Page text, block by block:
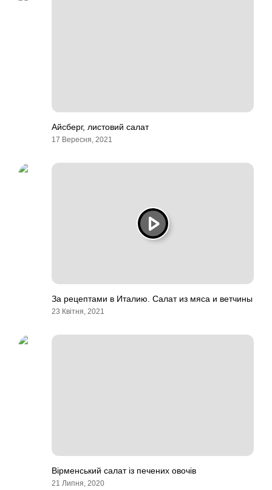
Айсберг, листовий салат
17 Вересня, 2021
За рецептами в Италию. Салат из мяса и ветчины
23 Квітня, 2021
Вірменський салат із печених овочів
21 Липня, 2020